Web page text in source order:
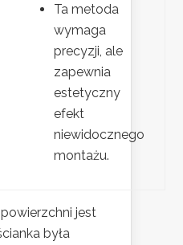
Ta metoda
wymaga
precyzji, ale
zapewnia
estetyczny
efekt
niewidocznego
montażu.
jest
była